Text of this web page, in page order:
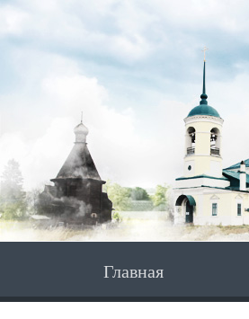
Главная